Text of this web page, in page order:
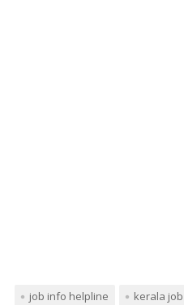
job info helpline kerala